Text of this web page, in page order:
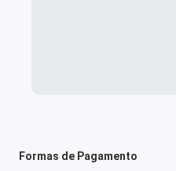
Formas de Pagamento